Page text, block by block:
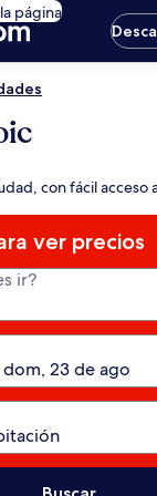
página
con fácil acceso
ver precios
ir?